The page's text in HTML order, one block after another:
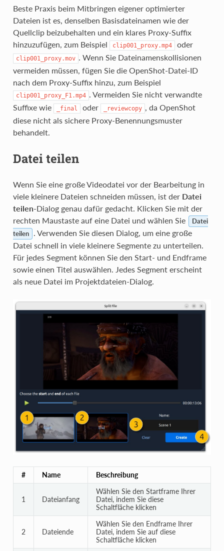
Beste Praxis beim Mitbringen eigener optimierter
Dateien ist es, denselben Basisdateinamen wie der
Quellclip beizubehalten und ein klares Proxy-Suffix
hinzuzufügen, zum Beispiel
clip001_proxy.mp4 oder
clip001_proxy.mov . Wenn Sie Dateinamenskollisionen
vermeiden müssen, fügen Sie die OpenShot-Datei-ID
nach dem Proxy-Suffix hinzu, zum Beispiel
clip001_proxy_F1.mp4 . Vermeiden Sie nicht verwandte
Suffixe wie
_final oder _reviewcopy , da OpenShot
diese nicht als sichere Proxy-Benennungsmuster
behandelt.
Datei teilen
Wenn Sie eine große Videodatei vor der Bearbeitung in
viele kleinere Dateien schneiden müssen, ist der Datei
teilen-Dialog genau dafür gedacht. Klicken Sie mit der
rechten Maustaste auf eine Datei und wählen Sie
Datei
teilen
. Verwenden Sie diesen Dialog, um eine große
Datei schnell in viele kleinere Segmente zu unterteilen.
Für jedes Segment können Sie den Start- und Endframe
sowie einen Titel auswählen. Jedes Segment erscheint
als neue Datei im Projektdateien-Dialog.
# Name Beschreibung
1 Dateianfang
Wählen Sie den Startframe Ihrer
Datei, indem Sie diese
Schaltfläche klicken
2 Dateiende
Wählen Sie den Endframe Ihrer
Datei, indem Sie auf diese
Schaltfläche klicken